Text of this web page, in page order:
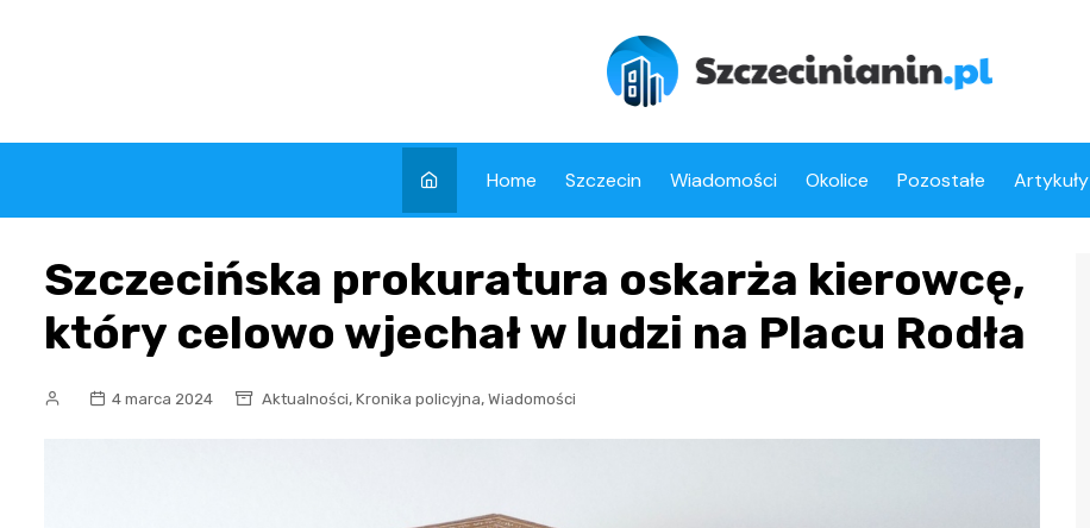
Home Szczecin Wiadomości Okolice Pozostałe Artykuły
Szczecińska prokuratura oskarża kierowcę,
który celowo wjechał w ludzi na Placu Rodła
4 marca 2024 Aktualności, Kronika policyjna, Wiadomości